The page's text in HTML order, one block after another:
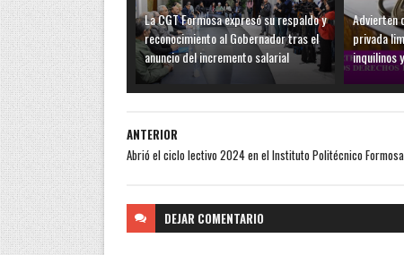
La CGT Formosa expresó su respaldo y
reconocimiento al Gobernador tras el
anuncio del incremento salarial
Advierten
privada
inquilinos
ANTERIOR
Abrió el ciclo lectivo 2024 en el Instituto Politécnico Formosa
DEJAR COMENTARIO